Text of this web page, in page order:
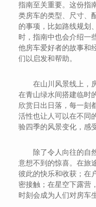
指南至关重要。这份指
类房车的类型、尺寸、
的事项，比如路线规划
时，指南中也会介绍一
他房车爱好者的故事和
们以启发和帮助。
在山川风景线上，
在青山绿水间搭建临时
欣赏日出日落，每一刻
活性也让人可以在不同
验四季的风景变化，感
除了令人向往的自
意想不到的惊喜。在旅
彼此的快乐和收获；在
密接触；在星空下露营
时刻会成为人们对房车